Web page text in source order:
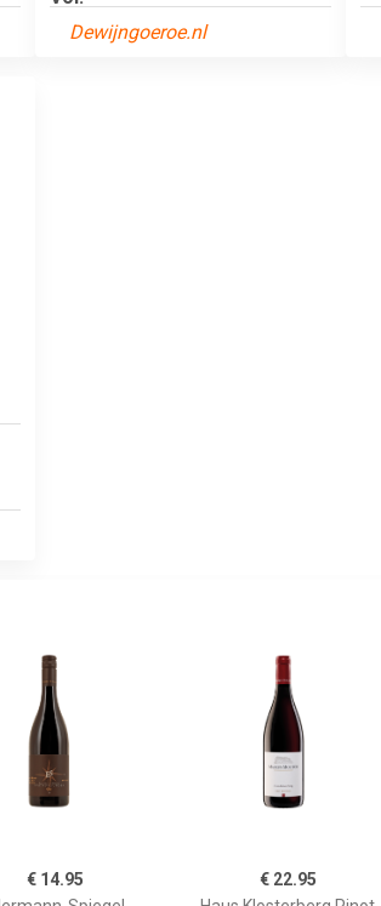
Dewijngoeroe.nl
€ 14.95
€ 22.95